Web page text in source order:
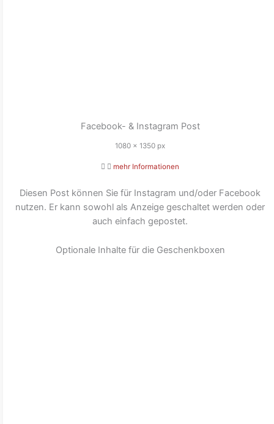
Facebook- & Instagram Post
1080 x 1350 px
mehr Informationen
Diesen Post können Sie für Instagram und/oder Facebook
nutzen. Er kann sowohl als Anzeige geschaltet werden oder
auch einfach gepostet.
Optionale Inhalte für die Geschenkboxen